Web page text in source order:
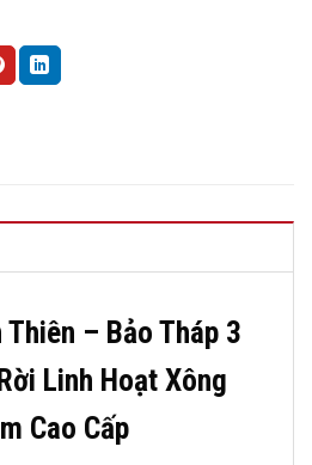
– Bảo Tháp 3
Linh Hoạt Xông
Cao Cấp